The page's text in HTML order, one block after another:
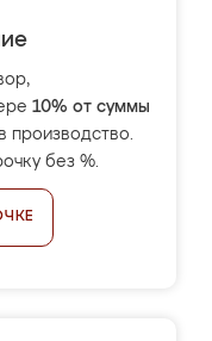
10% от суммы
производство.
без %.